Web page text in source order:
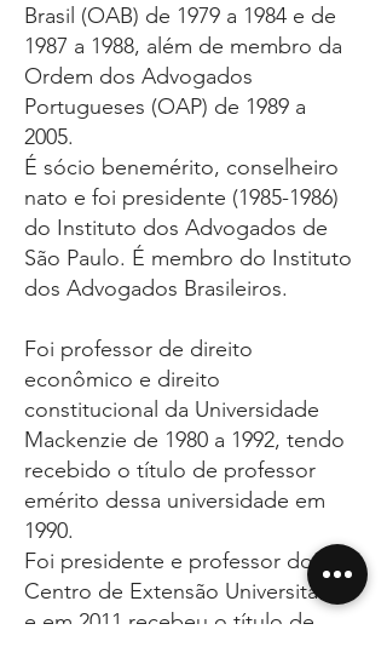
Brasil (OAB) de 1979 a 1984 e de
1987 a 1988, além de membro da
Ordem dos Advogados
Portugueses (OAP) de 1989 a
2005.
É sócio benemérito, conselheiro
nato e foi presidente (1985-1986)
do Instituto dos Advogados de
São Paulo. É membro do Instituto
dos Advogados Brasileiros.
Foi professor de direito
econômico e direito
constitucional da Universidade
Mackenzie de 1980 a 1992, tendo
recebido o título de professor
emérito dessa universidade em
1990.
Foi presidente e professor do
Centro de Extensão Universitária
e em 2011 recebeu o título de